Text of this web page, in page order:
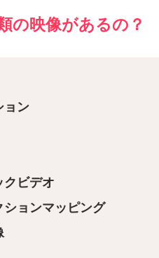
の映像があるの？
ョン
クビデオ
ションマッピング